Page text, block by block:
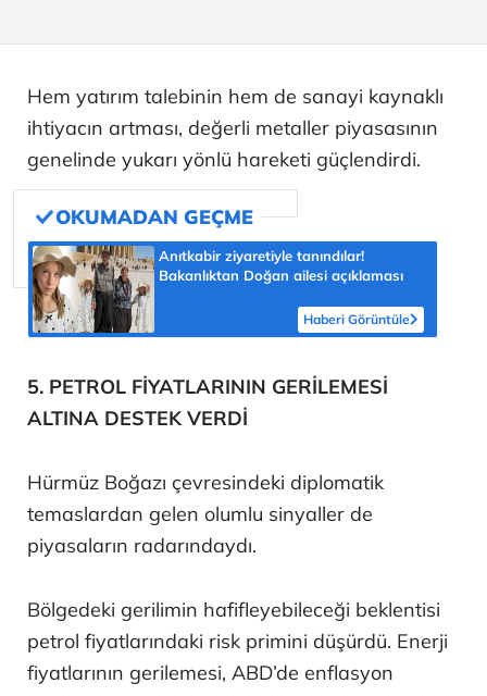
Hem yatırım talebinin hem de sanayi kaynaklı
ihtiyacın artması, değerli metaller piyasasının
genelinde yukarı yönlü hareketi güçlendirdi.
Anıtkabir ziyaretiyle tanındılar!
Bakanlıktan Doğan ailesi açıklaması
Haberi Görüntüle
5. PETROL FİYATLARININ GERİLEMESİ
ALTINA DESTEK VERDİ
Hürmüz Boğazı çevresindeki diplomatik
temaslardan gelen olumlu sinyaller de
piyasaların radarındaydı.
Bölgedeki gerilimin hafifleyebileceği beklentisi
petrol fiyatlarındaki risk primini düşürdü. Enerji
fiyatlarının gerilemesi, ABD’de enflasyon